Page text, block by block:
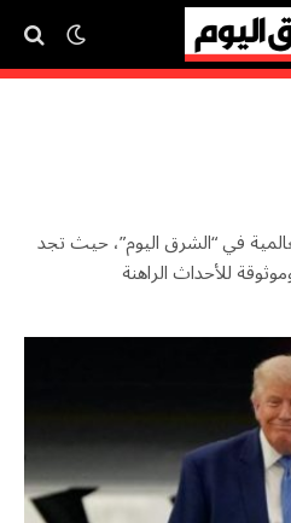
في “الشرق اليوم”، حيث تجد
للأحداث الراهنة